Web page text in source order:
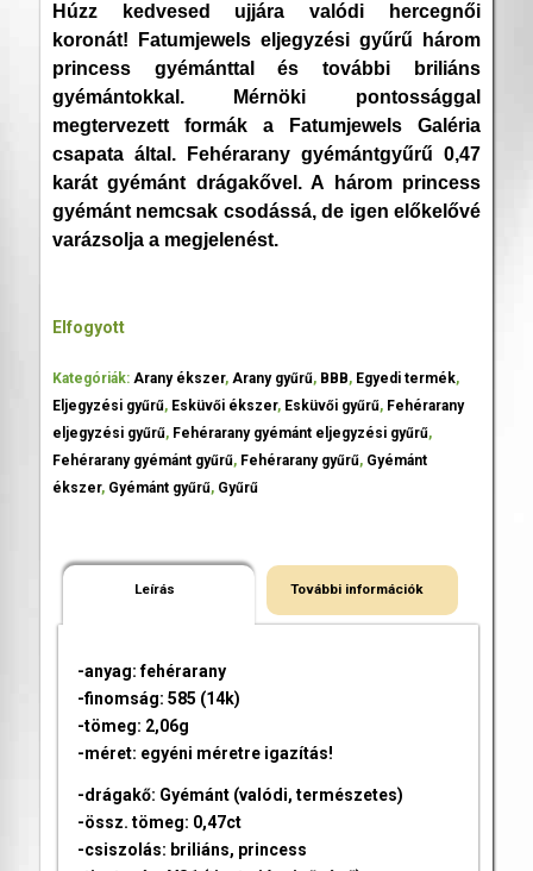
Húzz kedvesed ujjára valódi hercegnői
koronát! Fatumjewels eljegyzési gyűrű három
princess gyémánttal és további briliáns
gyémántokkal. Mérnöki pontossággal
megtervezett formák a Fatumjewels Galéria
csapata által. Fehérarany gyémántgyűrű 0,47
karát gyémánt drágakővel. A három princess
gyémánt nemcsak csodássá, de igen előkelővé
varázsolja a megjelenést.
Elfogyott
Kategóriák: Arany ékszer, Arany gyűrű, BBB, Egyedi termék,
Eljegyzési gyűrű, Esküvői ékszer, Esküvői gyűrű, Fehérarany
eljegyzési gyűrű, Fehérarany gyémánt eljegyzési gyűrű,
Fehérarany gyémánt gyűrű, Fehérarany gyűrű, Gyémánt
ékszer, Gyémánt gyűrű, Gyűrű
Leírás További információk
-anyag: fehérarany
-finomság: 585 (14k)
-tömeg: 2,06g
-méret: egyéni méretre igazítás!
-drágakő: Gyémánt (valódi, természetes)
-össz. tömeg: 0,47ct
-csiszolás: briliáns, princess